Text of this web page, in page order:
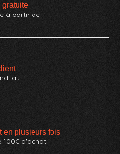
gratuite
à partir de
au
en plusieurs fois
100€ d'achat